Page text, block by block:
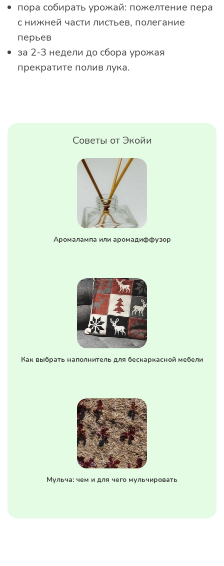
пора собирать урожай: пожелтение пера
с нижней части листьев, полегание
перьев
за 2-3 недели до сбора урожая
прекратите полив лука.
Советы от Экойи
Аромалампа или аромадиффузор
Как выбрать наполнитель для бескаркасной мебели
Мульча: чем и для чего мульчировать